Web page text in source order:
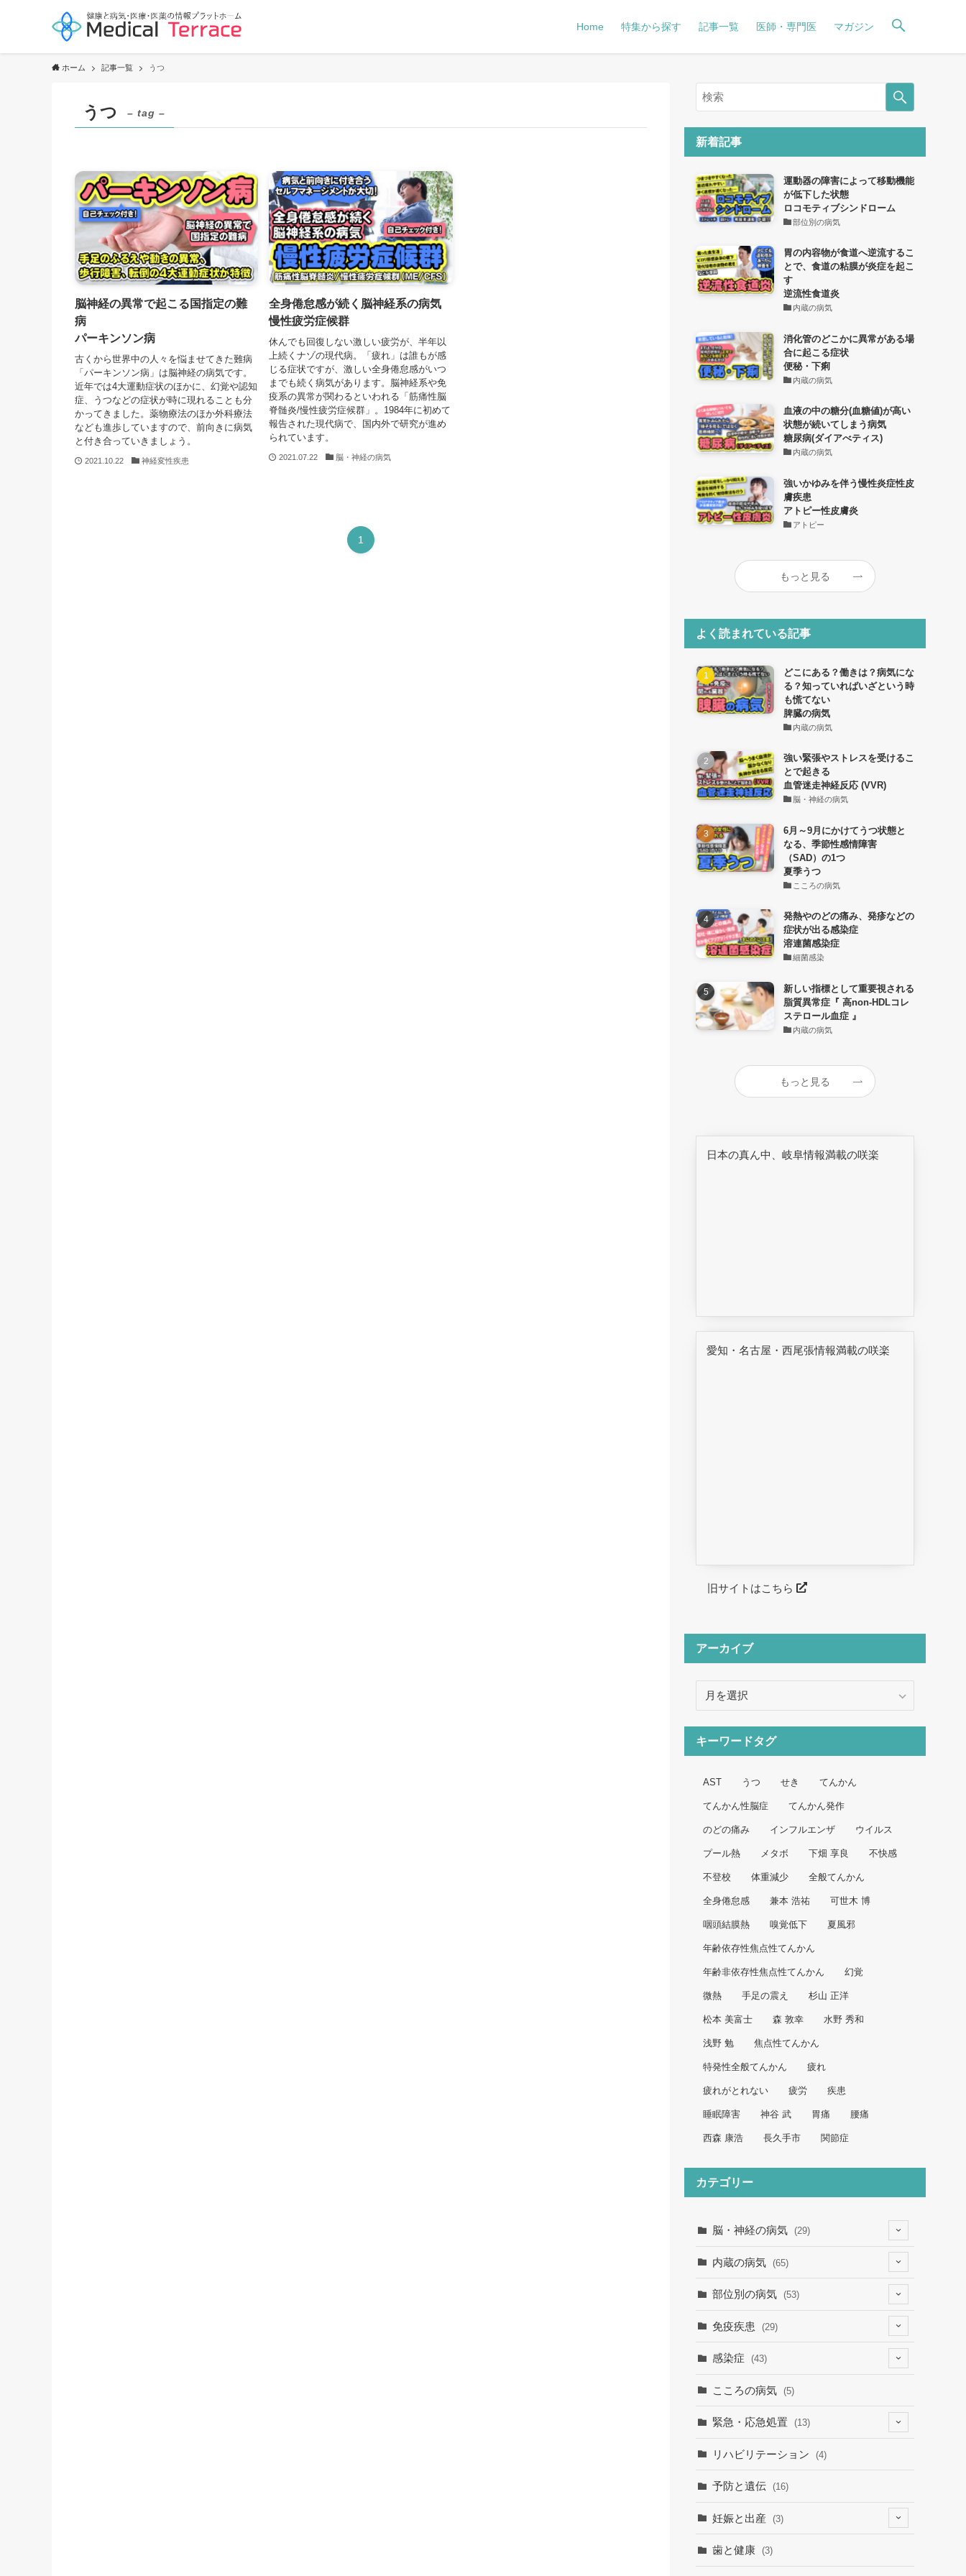
Home 特集から探す 記事一覧 医師・専門医 マガジン
ホーム 記事一覧 うつ
うつ – tag –
脳神経の異常で起こる国指定の難
病
パーキンソン病
古くから世界中の人々を悩ませてきた難病
「パーキンソン病」は脳神経の病気です。
近年では4大運動症状のほかに、幻覚や認知
症、うつなどの症状が時に現れることも分
かってきました。薬物療法のほか外科療法
なども進歩していますので、前向きに病気
と付き合っていきましょう。
2021.10.22 神経変性疾患
全身倦怠感が続く脳神経系の病気
慢性疲労症候群
休んでも回復しない激しい疲労が、半年以
上続くナゾの現代病。「疲れ」は誰もが感
じる症状ですが、激しい全身倦怠感がいつ
までも続く病気があります。脳神経系や免
疫系の異常が関わるといわれる「筋痛性脳
脊髄炎/慢性疲労症候群」。1984年に初めて
報告された現代病で、国内外で研究が進め
られています。
2021.07.22 脳・神経の病気
1
新着記事
運動器の障害によって移動機能
が低下した状態
ロコモティブシンドローム
部位別の病気
胃の内容物が食道へ逆流するこ
とで、食道の粘膜が炎症を起こ
す
逆流性食道炎
内蔵の病気
消化管のどこかに異常がある場
合に起こる症状
便秘・下痢
内蔵の病気
血液の中の糖分(血糖値)が高い
状態が続いてしまう病気
糖尿病(ダイアべティス)
内蔵の病気
強いかゆみを伴う慢性炎症性皮
膚疾患
アトピー性皮膚炎
アトピー
もっと見る
よく読まれている記事
どこにある？働きは？病気にな
る？知っていればいざという時
も慌てない
脾臓の病気
内蔵の病気
強い緊張やストレスを受けるこ
とで起きる
血管迷走神経反応 (VVR)
脳・神経の病気
6月～9月にかけてうつ状態と
なる、季節性感情障害
（SAD）の1つ
夏季うつ
こころの病気
発熱やのどの痛み、発疹などの
症状が出る感染症
溶連菌感染症
細菌感染
新しい指標として重要視される
脂質異常症『 高non-HDLコレ
ステロール血症 』
内蔵の病気
もっと見る
日本の真ん中、岐阜情報満載の咲楽
愛知・名古屋・西尾張情報満載の咲楽
旧サイトはこちら
アーカイブ
イ
ブ
キーワードタグ
AST うつ せき てんかん
てんかん性脳症 てんかん発作
のどの痛み インフルエンザ ウイルス
プール熱 メタボ 下畑 享良 不快感
不登校 体重減少 全般てんかん
全身倦怠感 兼本 浩祐 可世木 博
咽頭結膜熱 嗅覚低下 夏風邪
年齢依存性焦点性てんかん
年齢非依存性焦点性てんかん 幻覚
微熱 手足の震え 杉山 正洋
松本 美富士 森 敦幸 水野 秀和
浅野 勉 焦点性てんかん
特発性全般てんかん 疲れ
疲れがとれない 疲労 疾患
睡眠障害 神谷 武 胃痛 腰痛
西森 康浩 長久手市 関節症
カテゴリー
脳・神経の病気 (29)
(4)
(2)
(1)
(7)
内蔵の病気 (65)
(6)
(19)
(1)
部位別の病気 (53)
(7)
(15)
(3)
免疫疾患 (29)
(8)
感染症 (43)
(9)
(30)
こころの病気 (5)
緊急・応急処置 (13)
(6)
リハビリテーション (4)
予防と遺伝 (16)
妊娠と出産 (3)
歯と健康 (3)